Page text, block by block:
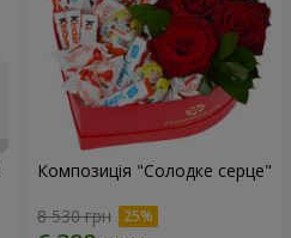
Композиція "Солодке серце"
8 530 грн